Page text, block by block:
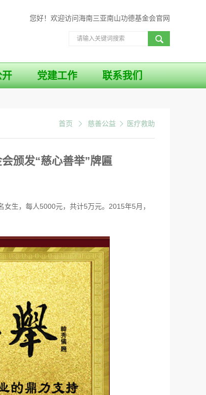
您好！欢迎访问海南三亚南山功德基金会官网
开 党建工作 联系我们
首页 慈善公益 医疗救助
颁发“慈心善举”牌匾
生，每人5000元，共计5万元。2015年5月，